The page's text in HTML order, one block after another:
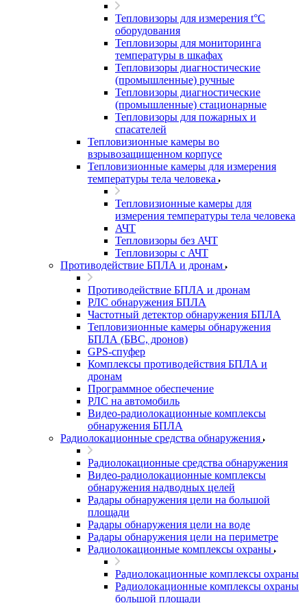
Тепловизоры для измерения t°С
оборудования
Тепловизоры для мониторинга
температуры в шкафах
Тепловизоры диагностические
(промышленные) ручные
Тепловизоры диагностические
(промышленные) стационарные
Тепловизоры для пожарных и
спасателей
Тепловизионные камеры во
взрывозащищенном корпусе
Тепловизионные камеры для измерения
температуры тела человека
Тепловизионные камеры для
измерения температуры тела человека
АЧТ
Тепловизоры без АЧТ
Тепловизоры с АЧТ
Противодействие БПЛА и дронам
Противодействие БПЛА и дронам
РЛС обнаружения БПЛА
Частотный детектор обнаружения БПЛА
Тепловизионные камеры обнаружения
БПЛА (БВС, дронов)
GPS-спуфер
Комплексы противодействия БПЛА и
дронам
Программное обеспечение
РЛС на автомобиль
Видео-радиолокационные комплексы
обнаружения БПЛА
Радиолокационные средства обнаружения
Радиолокационные средства обнаружения
Видео-радиолокационные комплексы
обнаружения надводных целей
Радары обнаружения цели на большой
площади
Радары обнаружения цели на воде
Радары обнаружения цели на периметре
Радиолокационные комплексы охраны
Радиолокационные комплексы охраны
Радиолокационные комплексы охраны
большой площади